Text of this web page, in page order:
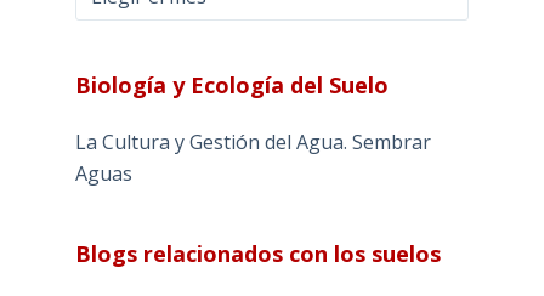
Biología y Ecología del Suelo
La Cultura y Gestión del Agua. Sembrar
Aguas
Blogs relacionados con los suelos